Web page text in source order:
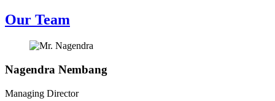
Our Team
Nagendra Nembang
Managing Director